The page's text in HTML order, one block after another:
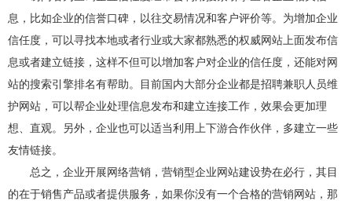
息，比如企业的信誉口碑，以往交易情况和客户评价等。为增加企业
信任度，可以寻找本地或者行业或大家都熟悉的权威网站上面发布信
息或者建立链接，这样不但可以增加客户对企业的信任度，还能对网
站的搜索引擎排名有帮助。目前国内大部分企业都是招聘兼职人员维
护网站，可以帮企业处理信息发布和建立连接工作，效果会更加理
想、直观。另外，企业也可以适当利用上下游合作伙伴，多建立一些
友情链接。
总之，企业开展网络营销，营销型企业网站建设势在必行，其目
的在于销售产品或者提供服务，如果你没有一个合格的营销网站，那